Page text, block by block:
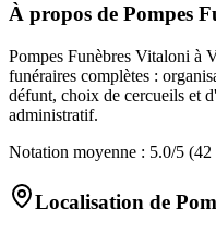
À propos de Pompes
Pompes Funèbres Vitaloni à
funéraires complètes :
défunt, choix de cercueils et
administratif.
Notation moyenne : 5.0/5 (42
Localisation de